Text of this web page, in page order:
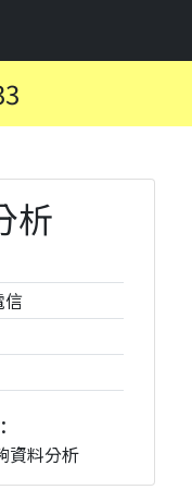
析
信
資料分析